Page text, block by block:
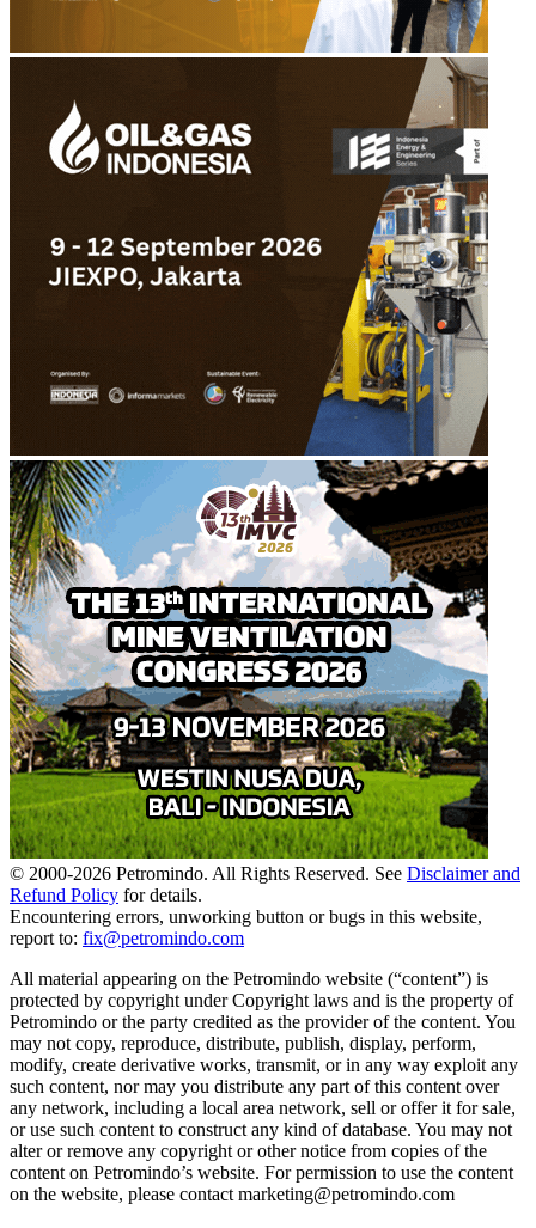
© 2000-2026 Petromindo. All Rights Reserved. See Disclaimer and
Refund Policy for details.
Encountering errors, unworking button or bugs in this website,
report to: fix@petromindo.com
All material appearing on the Petromindo website (“content”) is
protected by copyright under Copyright laws and is the property of
Petromindo or the party credited as the provider of the content. You
may not copy, reproduce, distribute, publish, display, perform,
modify, create derivative works, transmit, or in any way exploit any
such content, nor may you distribute any part of this content over
any network, including a local area network, sell or offer it for sale,
or use such content to construct any kind of database. You may not
alter or remove any copyright or other notice from copies of the
content on Petromindo’s website. For permission to use the content
on the website, please contact marketing@petromindo.com